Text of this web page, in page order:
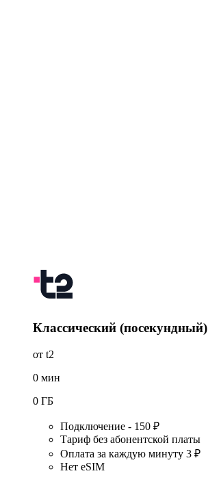
Классический (посекундный)
от t2
0 мин
0 ГБ
Подключение - 150 ₽
Тариф без абонентской платы
Оплата за каждую минуту 3 ₽
Нет eSIM